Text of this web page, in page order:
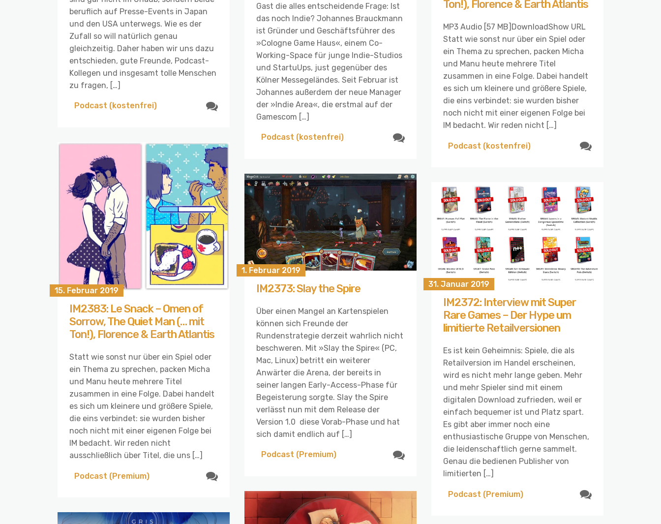
beruflich auf Presse-Events in Japan
und den USA unterwegs. Wie es der
Zufall so will natürlich genau
gleichzeitig. Daher haben wir uns dazu
entschieden, gute Freunde, Podcast-
Kollegen und insgesamt tolle Menschen
zu fragen, […]
Podcast (kostenfrei)
Gast die alles entscheidende Frage: Ist
das noch Indie? Johannes Brauckmann
ist Gründer und Geschäftsführer des
»Cologne Game Haus«, einem Co-
Working-Space für junge Indie-Studios
und StartuUps, just gegenüber des
Kölner Messegeländes. Seit Februar ist
Johannes außerdem der neue Manager
der »Indie Area«, die erstmal auf der
Gamescom […]
Podcast (kostenfrei)
Ton!), Florence & Earth Atlantis
MP3 Audio [57 MB]DownloadShow URL
Statt wie sonst nur über ein Spiel oder
ein Thema zu sprechen, packen Micha
und Manu heute mehrere Titel
zusammen in eine Folge. Dabei handelt
es sich um kleinere und größere Spiele,
die eins verbindet: sie wurden bisher
noch nicht mit einer eigenen Folge bei
IM bedacht. Wir reden nicht […]
Podcast (kostenfrei)
15. Februar 2019
IM2383: Le Snack – Omen of
Sorrow, The Quiet Man (… mit
Ton!), Florence & Earth Atlantis
Statt wie sonst nur über ein Spiel oder
ein Thema zu sprechen, packen Micha
und Manu heute mehrere Titel
zusammen in eine Folge. Dabei handelt
es sich um kleinere und größere Spiele,
die eins verbindet: sie wurden bisher
noch nicht mit einer eigenen Folge bei
IM bedacht. Wir reden nicht
ausschließlich über Titel, die uns […]
Podcast (Premium)
1. Februar 2019
IM2373: Slay the Spire
Über einen Mangel an Kartenspielen
können sich Freunde der
Rundenstrategie derzeit wahrlich nicht
beschweren. Mit »Slay the Spire« (PC,
Mac, Linux) betritt ein weiterer
Anwärter die Arena, der bereits in
seiner langen Early-Access-Phase für
Begeisterung sorgte. Slay the Spire
verlässt nun mit dem Release der
Version 1.0 diese Vorab-Phase und hat
sich damit endlich auf […]
Podcast (Premium)
31. Januar 2019
IM2372: Interview mit Super
Rare Games – Der Hype um
limitierte Retailversionen
Es ist kein Geheimnis: Spiele, die als
Retailversion im Handel erscheinen,
wird es nicht mehr lange geben. Mehr
und mehr Spieler sind mit einem
digitalen Download zufrieden, weil er
einfach bequemer ist und Platz spart.
Es gibt aber immer noch eine
enthusiastische Gruppe von Menschen,
die leidenschaftlich gerne sammelt.
Genau die bedienen Publisher von
limitierten […]
Podcast (Premium)